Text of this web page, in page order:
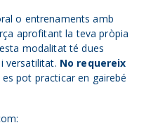
o entrenaments amb
aprofitant la teva pròpia
modalitat té dues
versatilitat. No requereix
es pot practicar en gairebé